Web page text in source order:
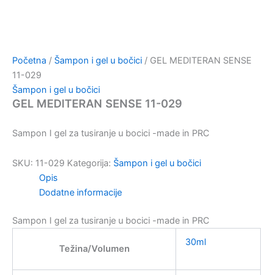
Početna / Šampon i gel u bočici / GEL MEDITERAN SENSE
11-029
Šampon i gel u bočici
GEL MEDITERAN SENSE 11-029
Sampon I gel za tusiranje u bocici -made in PRC
SKU: 11-029 Kategorija: Šampon i gel u bočici
Opis
Dodatne informacije
Sampon I gel za tusiranje u bocici -made in PRC
Težina/Volumen
30ml